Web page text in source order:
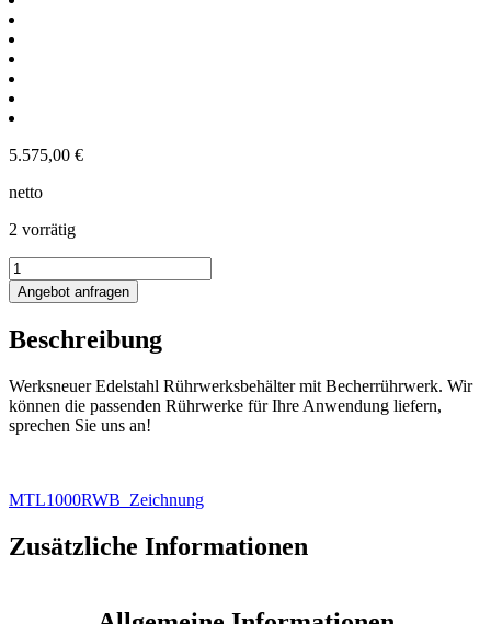
5.575,00 €
netto
2 vorrätig
1000L
Rührwerksbehälter
mit
Menge
Angebot anfragen
Beschreibung
Werksneuer Edelstahl Rührwerksbehälter mit Becherrührwerk. Wir
können die passenden Rührwerke für Ihre Anwendung liefern,
sprechen Sie uns an!
MTL1000RWB_Zeichnung
Zusätzliche Informationen